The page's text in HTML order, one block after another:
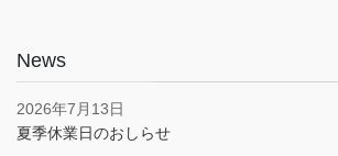
News
2026年7月13日
夏季休業日のおしらせ